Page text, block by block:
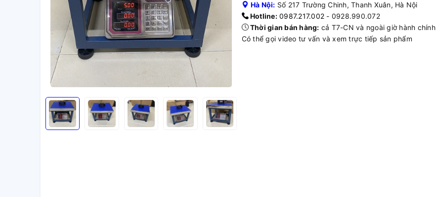
Hà Nội: Số 217 Trường Chinh, Thanh Xuân, Hà Nội
Hotline: 0987.217.002 - 0928.990.072
Thời gian bán hàng: cả T7-CN và ngoài giờ hành chính
Có thể gọi video tư vấn và xem trực tiếp sản phẩm